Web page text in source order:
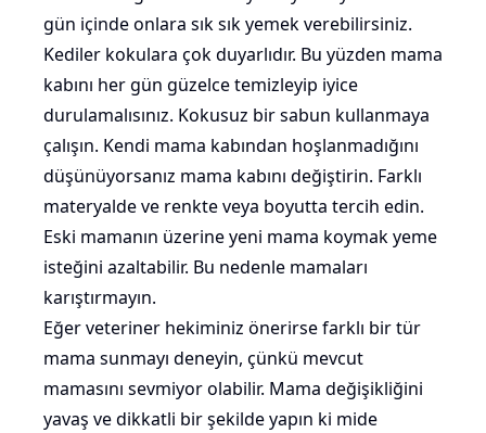
gün içinde onlara sık sık yemek verebilirsiniz.
Kediler kokulara çok duyarlıdır. Bu yüzden mama
kabını her gün güzelce temizleyip iyice
durulamalısınız. Kokusuz bir sabun kullanmaya
çalışın. Kendi mama kabından hoşlanmadığını
düşünüyorsanız mama kabını değiştirin. Farklı
materyalde ve renkte veya boyutta tercih edin.
Eski mamanın üzerine yeni mama koymak yeme
isteğini azaltabilir. Bu nedenle mamaları
karıştırmayın.
Eğer veteriner hekiminiz önerirse farklı bir tür
mama sunmayı deneyin, çünkü mevcut
mamasını sevmiyor olabilir. Mama değişikliğini
yavaş ve dikkatli bir şekilde yapın ki mide